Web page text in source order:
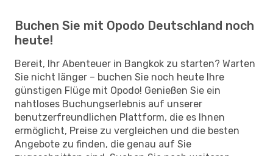
Buchen Sie mit Opodo Deutschland noch
heute!
Bereit, Ihr Abenteuer in Bangkok zu starten? Warten
Sie nicht länger – buchen Sie noch heute Ihre
günstigen Flüge mit Opodo! Genießen Sie ein
nahtloses Buchungserlebnis auf unserer
benutzerfreundlichen Plattform, die es Ihnen
ermöglicht, Preise zu vergleichen und die besten
Angebote zu finden, die genau auf Sie